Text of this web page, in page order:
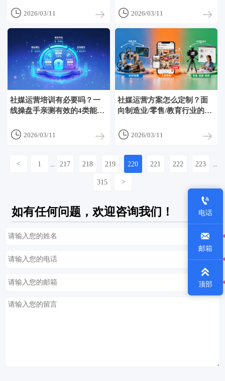
 2026/03/11  2026/03/11
社媒运营培训有必要吗？一
线操盘手亲测有效的4类能力
 2026/03/11
社媒运营方案怎么定制？面
向制造业/零售/教育行业的3
 2026/03/11
< 1 217 218 219 220 221 222 223
315 >
如有任何问题，欢迎咨询我们！

电话

邮箱

顶部